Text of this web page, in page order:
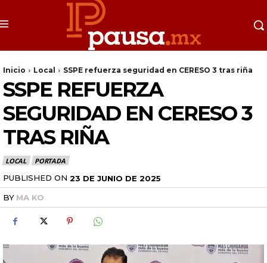
Inicio Local SSPE refuerza seguridad en CERESO 3 tras riña
SSPE REFUERZA
SEGURIDAD EN CERESO 3
TRAS RIÑA
LOCAL PORTADA
PUBLISHED ON 23 DE JUNIO DE 2025
BY MA KO